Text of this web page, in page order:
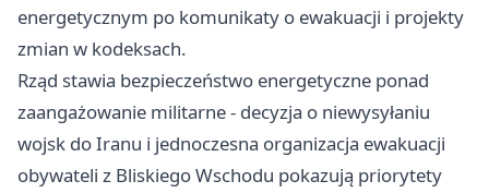
energetycznym po komunikaty o ewakuacji i projekty
zmian w kodeksach.
Rząd stawia bezpieczeństwo energetyczne ponad
zaangażowanie militarne - decyzja o niewysyłaniu
wojsk do Iranu i jednoczesna organizacja ewakuacji
obywateli z Bliskiego Wschodu pokazują priorytety